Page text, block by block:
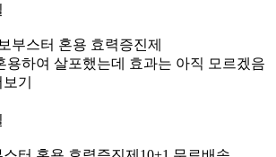
부스터 혼용 효력증진제
용하여 살포했는데 효과는 아직 모르겠음
기